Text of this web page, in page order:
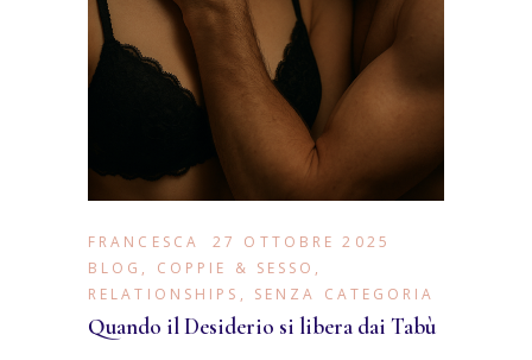
FRANCESCA
27 OTTOBRE 2025
BLOG , COPPIE & SESSO ,
RELATIONSHIPS , SENZA CATEGORIA
Quando il Desiderio si libera dai Tabù